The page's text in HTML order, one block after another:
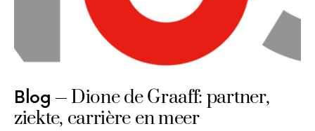
Blog
Dione de Graaff: partner,
ziekte, carrière en meer